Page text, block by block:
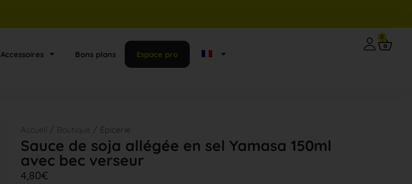
Accessoires Bons plans Espace pro
0
Accueil / Boutique / Épicerie
Sauce de soja allégée en sel Yamasa 150ml
avec bec verseur
4,80€